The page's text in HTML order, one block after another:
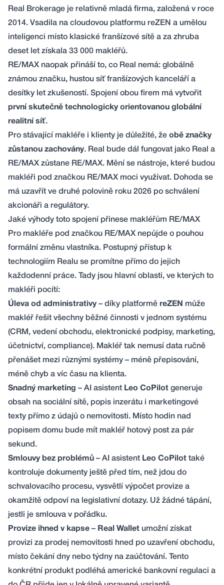
Real Brokerage je relativně mladá firma, založená v roce
2014. Vsadila na cloudovou platformu reZEN a umělou
inteligenci místo klasické franšízové sítě a za zhruba
deset let získala 33 000 makléřů.
RE/MAX naopak přináší to, co Real nemá: globálně
známou značku, hustou síť franšízových kanceláří a
desítky let zkušeností. Spojení obou firem má vytvořit
první skutečně technologicky orientovanou globální
realitní síť.
Pro stávající makléře i klienty je důležité, že obě značky
zůstanou zachovány. Real bude dál fungovat jako Real a
RE/MAX zůstane RE/MAX. Mění se nástroje, které budou
makléři pod značkou RE/MAX moci využívat. Dohoda se
má uzavřít ve druhé polovině roku 2026 po schválení
akcionáři a regulátory.
Jaké výhody toto spojení přinese makléřům RE/MAX
Pro makléře pod značkou RE/MAX nepůjde o pouhou
formální změnu vlastníka. Postupný přístup k
technologiím Realu se promítne přímo do jejich
každodenní práce. Tady jsou hlavní oblasti, ve kterých to
makléři pocítí:
Úleva od administrativy – díky platformě reZEN může
makléř řešit všechny běžné činnosti v jednom systému
(CRM, vedení obchodu, elektronické podpisy, marketing,
účetnictví, compliance). Makléř tak nemusí data ručně
přenášet mezi různými systémy – méně přepisování,
méně chyb a víc času na klienta.
Snadný marketing – AI asistent Leo CoPilot generuje
obsah na sociální sítě, popis inzerátu i marketingové
texty přímo z údajů o nemovitosti. Místo hodin nad
popisem domu bude mít makléř hotový post za pár
sekund.
Smlouvy bez problémů – AI asistent Leo CoPilot také
kontroluje dokumenty ještě před tím, než jdou do
schvalovacího procesu, vysvětlí výpočet provize a
okamžitě odpoví na legislativní dotazy. Už žádné tápání,
jestli je smlouva v pořádku.
Provize ihned v kapse – Real Wallet umožní získat
provizi za prodej nemovitosti hned po uzavření obchodu,
místo čekání dny nebo týdny na zaúčtování. Tento
konkrétní produkt podléhá americké bankovní regulaci a